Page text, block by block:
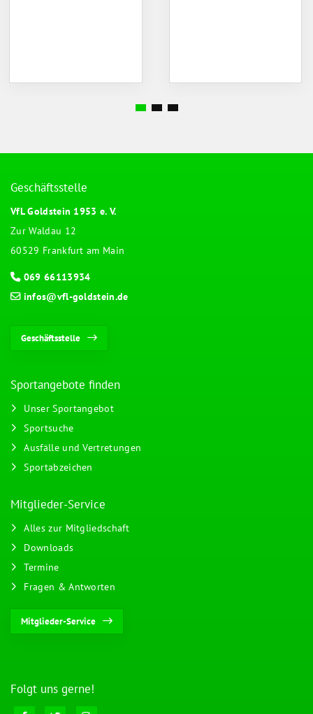
Geschäftsstelle
VfL Goldstein 1953 e. V.
Zur Waldau 12
60529 Frankfurt am Main
069 66113934
infos@vfl-goldstein.de
Geschäftsstelle
Sportangebote finden
Unser Sportangebot
Sportsuche
Ausfälle und Vertretungen
Sportabzeichen
Mitglieder-Service
Alles zur Mitgliedschaft
Downloads
Termine
Fragen & Antworten
Mitglieder-Service
Folgt uns gerne!